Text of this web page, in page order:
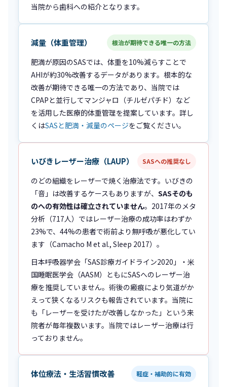
当院から歯科への紹介となります。
減量（体重管理） 根治が期待できる唯一の方法
肥満が原因のSASでは、体重を10%減らすことで
AHIが約30%改善するデータがあります。根本的な
改善が期待できる唯一の方法であり、当院では
CPAPと並行してマンジャロ（チルゼパチド）など
を活用した医療的体重管理を提案しています。詳し
くはSASと肥満・減量のページをご覧ください。
いびきレーザー治療（LAUP） SASへの推奨なし
のどの組織をレーザーで焼く治療法です。いびきの
「音」は改善するケースもありますが、 SASそのも
のへの有効性は確立されていません。2017年のメタ
分析（717人）ではレーザー治療の成功率はわずか
23%で、44%の患者で術前より無呼吸が悪化してい
ます（Camacho M et al., Sleep 2017）。
日本呼吸器学会「SAS診療ガイドライン2020」・米
国睡眠医学会（AASM）ともにSASへのレーザー治
療を推奨していません。術後の瘢痕により気道がか
えって狭くなるリスクも報告されています。当院に
も「レーザーを受けたが改善しなかった」という来
院者が毎年複数います。当院ではレーザー治療は行
っておりません。
体位療法・生活習慣改善 軽症・補助的に有効